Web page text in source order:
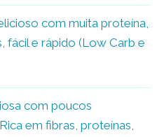
com muita proteína,
fácil e rápido (Low Carb e
com poucos
em fibras, proteínas,